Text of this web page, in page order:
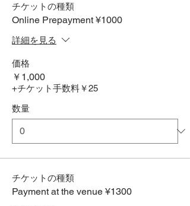
チケットの種類
Online Prepayment ¥1000
詳細を見る
価格
￥1,000
+チケット手数料￥25
数量
チケットの種類
Payment at the venue ¥1300